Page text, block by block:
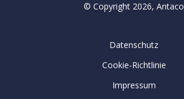
© Copyright 2026, Antaco
Datenschutz
Cookie-Richtlinie
Impressum